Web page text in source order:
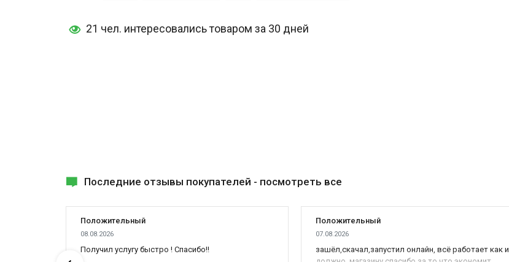
21 чел. интересовались товаром за 30 дней
Последние отзывы покупателей - посмотреть все
Положительный
08.08.2026
Получил услугу быстро ! Спасибо!!
Положительный
07.08.2026
зашёл,скачал,запустил онлайн, всё работает как и